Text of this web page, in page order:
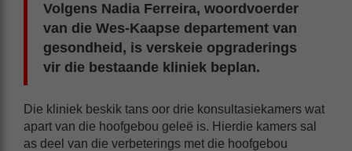
Volgens Nadia Ferreira, woordvoerder
van die Wes-Kaapse departement van
gesondheid, is verskeie opgraderings
vir die bestaande kliniek beplan.
Die kliniek beskik tans oor drie konsultasiekamers wat
apart van die hoofgebou geleë is. Hierdie kamers sal
as deel van die verbeterings met die hoofgebou